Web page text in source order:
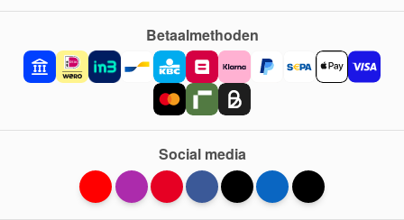
Betaalmethoden
Social media